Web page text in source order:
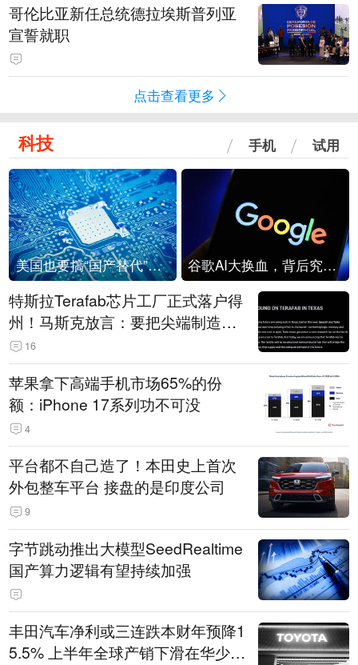
哥伦比亚新任总统德拉埃斯普列亚
宣誓就职
点击查看更多
科技 手机 试用
美国也要搞“国产替代”？先算清三笔账 谷歌AI大换血，背后究竟发生了什么？
特斯拉Terafab芯片工厂正式落户得
州！马斯克放言：要把尖端制造带
回美国
16
苹果拿下高端手机市场65%的份
额：iPhone 17系列功不可没
4
平台都不自己造了！本田史上首次
外包整车平台 接盘的是印度公司
9
字节跳动推出大模型SeedRealtime
国产算力逻辑有望持续加强
丰田汽车净利或三连跌本财年预降1
5.5% 上半年全球产销下滑在华少卖